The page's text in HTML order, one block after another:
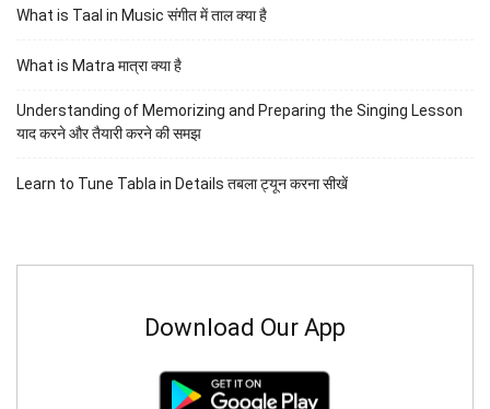
What is Taal in Music संगीत में ताल क्या है
What is Matra मात्रा क्या है
Understanding of Memorizing and Preparing the Singing Lesson
याद करने और तैयारी करने की समझ
Learn to Tune Tabla in Details तबला ट्यून करना सीखें
Download Our App